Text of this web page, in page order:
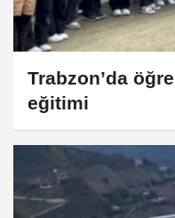
Trabzon’da
eğitimi